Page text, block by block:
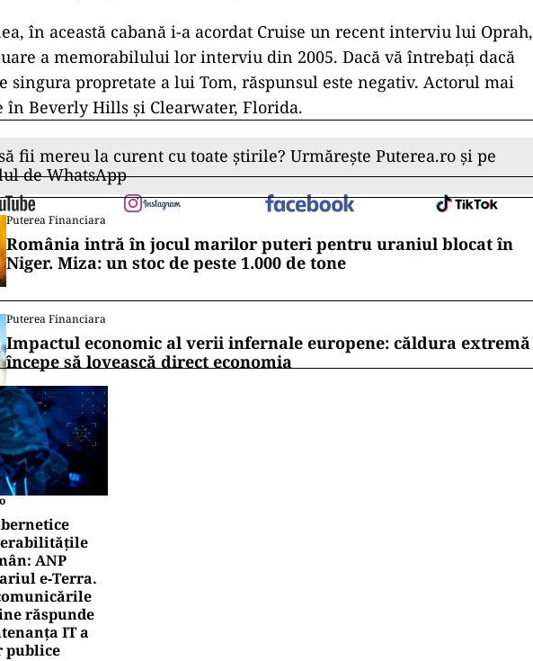
în această cabană i-a acordat Cruise un recent interviu lui Oprah,
a memorabilului lor interviu din 2005. Dacă vă întrebați dacă
singura propretate a lui Tom, răspunsul este negativ. Actorul mai
în Beverly Hills și Clearwater, Florida.
fii mereu la curent cu toate știrile? Urmărește Puterea.ro și pe
de WhatsApp
Puterea Financiara
România intră în jocul marilor puteri pentru uraniul blocat în
Niger. Miza: un stoc de peste 1.000 de tone
Puterea Financiara
Impactul economic al verii infernale europene: căldura extremă
începe să lovească direct economia
ANP
e‑Terra.
răspunde
IT a